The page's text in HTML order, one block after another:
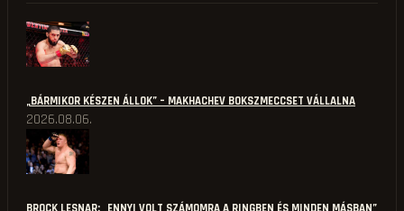
„BÁRMIKOR KÉSZEN ÁLLOK” – MAKHACHEV BOKSZMECCSET VÁLLALNA
2026.08.06.
BROCK LESNAR: „ENNYI VOLT SZÁMOMRA A RINGBEN ÉS MINDEN MÁSBAN”